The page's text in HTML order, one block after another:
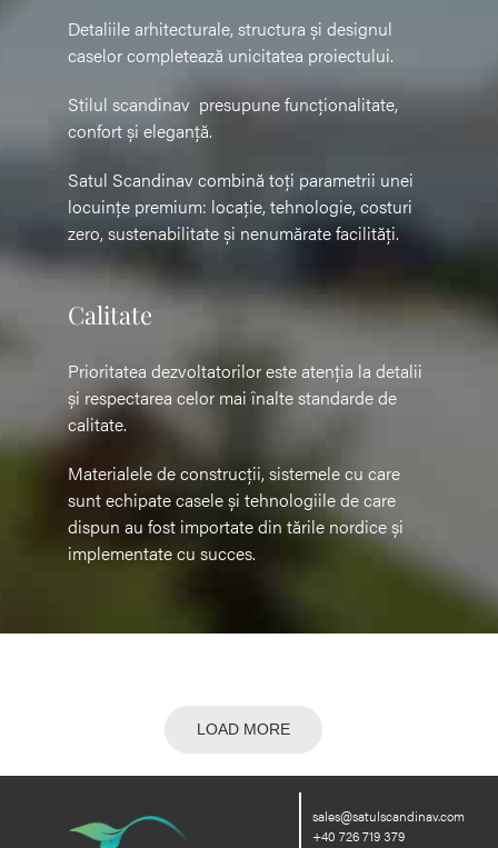
Detaliile arhitecturale, structura și designul
caselor completează unicitatea proiectului.
Stilul scandinav presupune funcționalitate,
confort și eleganță.
Satul Scandinav combină toți parametrii unei
locuințe premium: locație, tehnologie, costuri
zero, sustenabilitate și nenumărate facilități.
Calitate
Prioritatea dezvoltatorilor este atenția la detalii
și respectarea celor mai înalte standarde de
calitate.
Materialele de construcții, sistemele cu care
sunt echipate casele și tehnologiile de care
dispun au fost importate din tările nordice și
implementate cu succes.
LOAD MORE
sales@satulscandinav.com
+40 726 719 379